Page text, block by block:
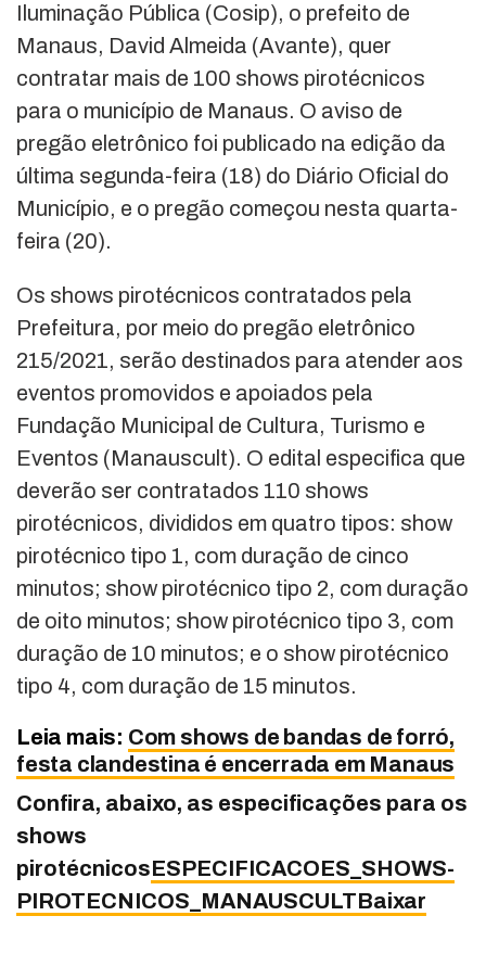
Iluminação Pública (Cosip), o prefeito de
Manaus, David Almeida (Avante), quer
contratar mais de 100 shows pirotécnicos
para o município de Manaus. O aviso de
pregão eletrônico foi publicado na edição da
última segunda-feira (18) do Diário Oficial do
Município, e o pregão começou nesta quarta-
feira (20).
Os shows pirotécnicos contratados pela
Prefeitura, por meio do pregão eletrônico
215/2021, serão destinados para atender aos
eventos promovidos e apoiados pela
Fundação Municipal de Cultura, Turismo e
Eventos (Manauscult). O edital especifica que
deverão ser contratados 110 shows
pirotécnicos, divididos em quatro tipos: show
pirotécnico tipo 1, com duração de cinco
minutos; show pirotécnico tipo 2, com duração
de oito minutos; show pirotécnico tipo 3, com
duração de 10 minutos; e o show pirotécnico
tipo 4, com duração de 15 minutos.
Leia mais: Com shows de bandas de forró,
festa clandestina é encerrada em Manaus
Confira, abaixo, as especificações para os
shows
pirotécnicosESPECIFICACOES_SHOWS-
PIROTECNICOS_MANAUSCULTBaixar